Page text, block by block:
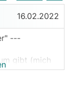
16.02.2022
---
gibt (mich
eine